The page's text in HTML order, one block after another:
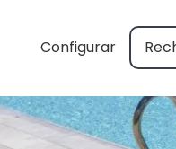
Un
Configurar